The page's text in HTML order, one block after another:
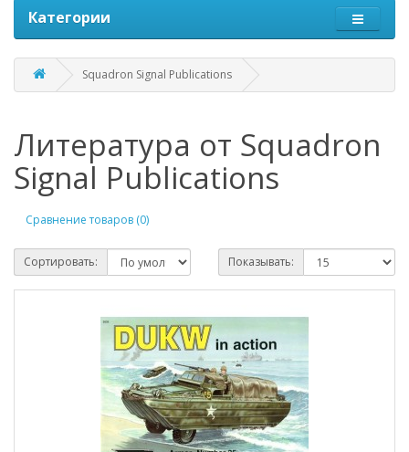
Категории
Squadron Signal Publications
Литература от Squadron
Signal Publications
Сравнение товаров (0)
Сортировать: Показывать: